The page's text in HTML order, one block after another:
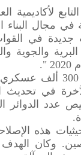
لأكاديمية
مجال البناء
عن إصلاحات
والجوية
وأضاف أنه من المفترض
في تحديث
عدد الدوائر
هذه
وكان